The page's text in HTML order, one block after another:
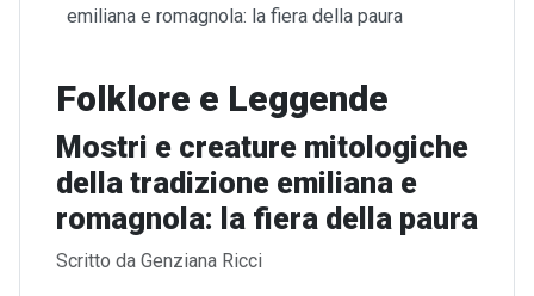
emiliana e romagnola: la fiera della paura
Folklore e Leggende
Mostri e creature mitologiche
della tradizione emiliana e
romagnola: la fiera della paura
Dettagli
Scritto da Genziana Ricci